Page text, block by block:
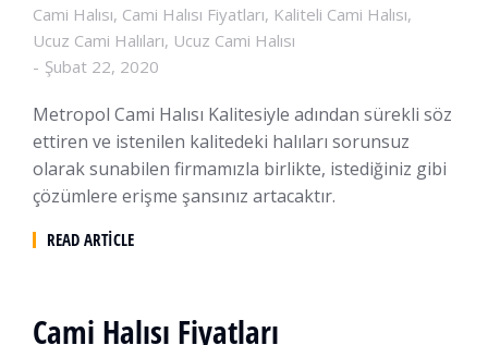
Cami Halısı, Cami Halısı Fiyatları, Kaliteli Cami Halısı,
Ucuz Cami Halıları, Ucuz Cami Halısı
Şubat 22, 2020
Metropol Cami Halısı Kalitesiyle adından sürekli söz
ettiren ve istenilen kalitedeki halıları sorunsuz
olarak sunabilen firmamızla birlikte, istediğiniz gibi
çözümlere erişme şansınız artacaktır.
READ ARTICLE
Cami Halısı Fiyatları